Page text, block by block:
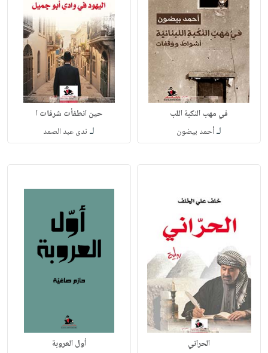
في مهب النكبة اللب
لـأحمد بيضون
حين انطفأت شرفات ا
لـ ندى عبد الصمد
الحراني أول العروبة